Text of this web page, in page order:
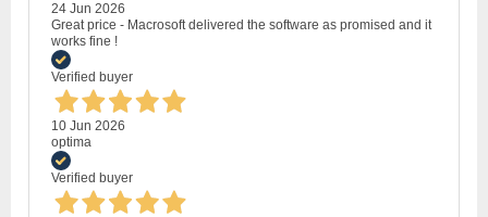
24 Jun 2026
Great price - Macrosoft delivered the software as promised and it
works fine !
Verified buyer
10 Jun 2026
optima
Verified buyer